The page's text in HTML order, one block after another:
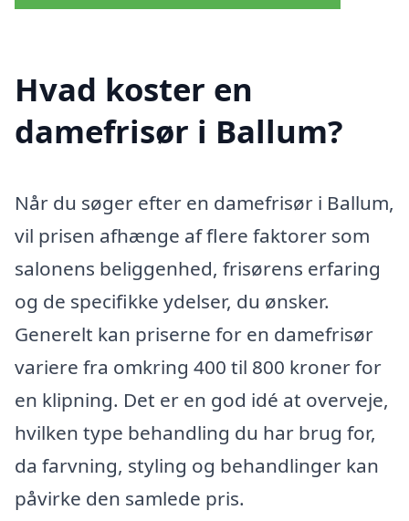
Hvad koster en
damefrisør i Ballum?
Når du søger efter en damefrisør i Ballum,
vil prisen afhænge af flere faktorer som
salonens beliggenhed, frisørens erfaring
og de specifikke ydelser, du ønsker.
Generelt kan priserne for en damefrisør
variere fra omkring 400 til 800 kroner for
en klipning. Det er en god idé at overveje,
hvilken type behandling du har brug for,
da farvning, styling og behandlinger kan
påvirke den samlede pris.